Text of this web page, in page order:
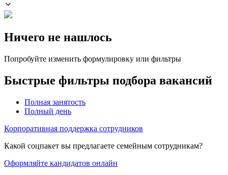
Ничего не нашлось
Попробуйте изменить формулировку или фильтры
Быстрые фильтры подбора вакансий
Полная занятость
Полный день
Корпоративная поддержка сотрудников
Какой соцпакет вы предлагаете семейным сотрудникам?
Оформляйте кандидатов онлайн